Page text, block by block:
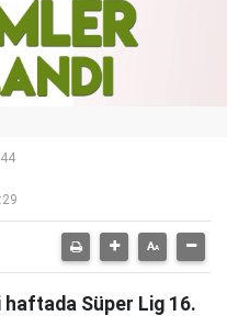
haftada Süper Lig 16.